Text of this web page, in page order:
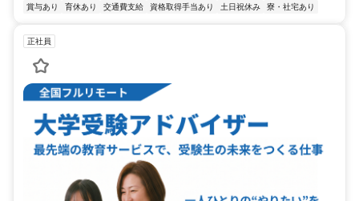
賞与あり
育休あり 交通費支給 資格取得手当あり 土日祝休み 寮・社宅あり
正社員